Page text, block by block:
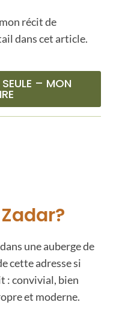
récit de
dans cet article.
– MON
une auberge de
cette adresse si
: convivial, bien
et moderne.